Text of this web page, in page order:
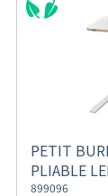
PETIT
PLIABLE
899096